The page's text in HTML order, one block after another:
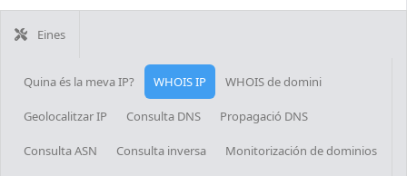
Eines
Quina és la meva IP? WHOIS IP WHOIS de domini
Geolocalitzar IP Consulta DNS Propagació DNS
Consulta ASN Consulta inversa Monitorización de dominios